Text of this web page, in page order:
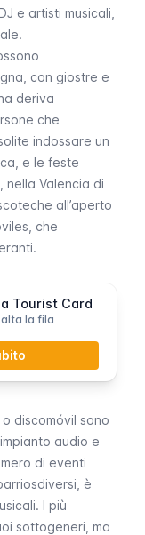
e artisti musicali,
con giostre e
deriva
che
indossare un
e le feste
Valencia di
all’aperto
, che
Tourist Card
la fila
o discomóvil sono
audio e
di eventi
diversi, è
I più
sottogeneri, ma